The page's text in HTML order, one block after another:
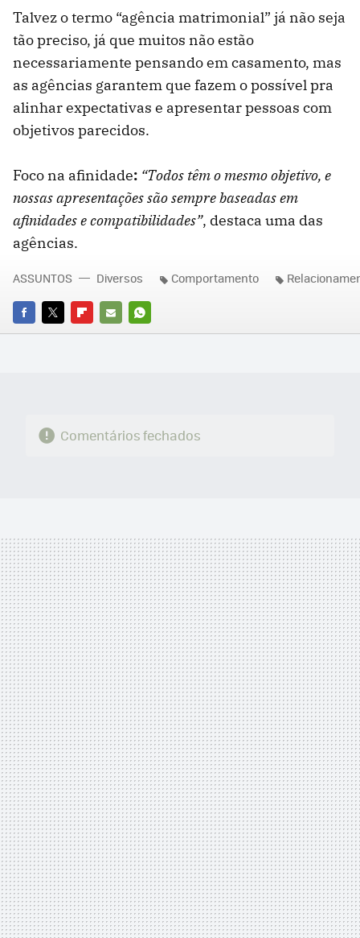
Talvez o termo “agência matrimonial” já não seja
tão preciso, já que muitos não estão
necessariamente pensando em casamento, mas
as agências garantem que fazem o possível pra
alinhar expectativas e apresentar pessoas com
objetivos parecidos.
Foco na afinidade: “Todos têm o mesmo objetivo, e
nossas apresentações são sempre baseadas em
afinidades e compatibilidades”, destaca uma das
agências.
FACEBOOK
TWITTERFLIPBOARD
E-
WHATSAPP
ASSUNTOS Diversos Comportamento
Comentários fechados